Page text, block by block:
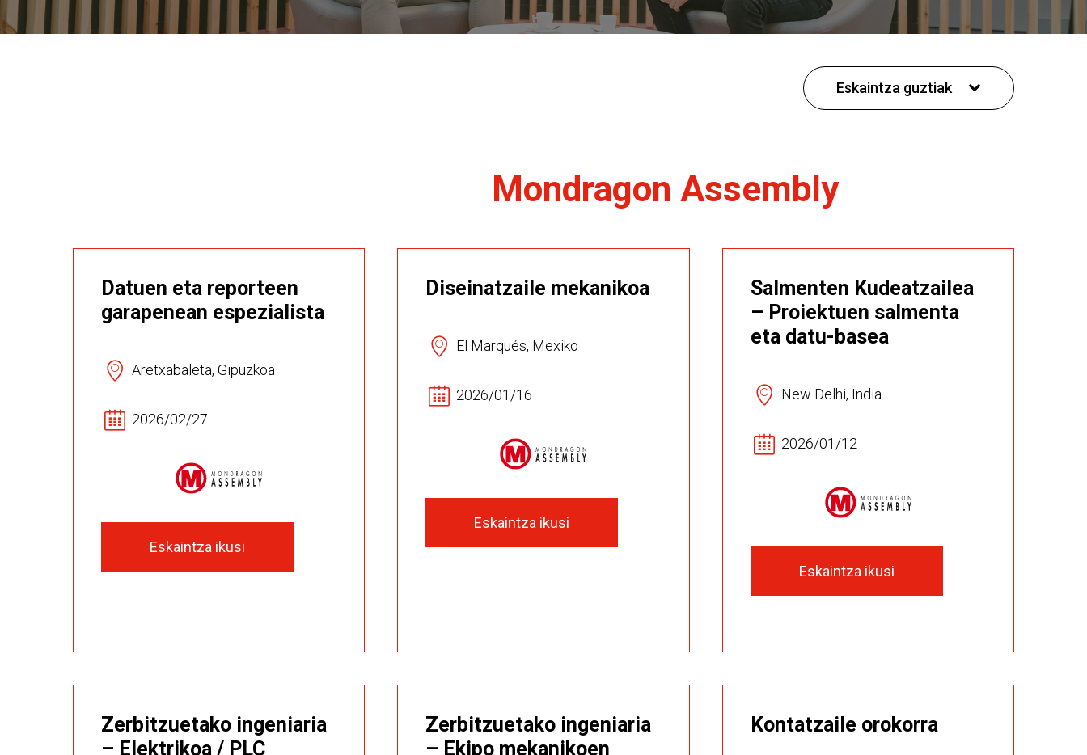
Eskaintza guztiak
Mondragon Assembly
Datuen eta reporteen
garapenean espezialista
Aretxabaleta, Gipuzkoa
2026/02/27
Eskaintza ikusi
Diseinatzaile mekanikoa
El Marqués, Mexiko
2026/01/16
Eskaintza ikusi
Salmenten Kudeatzailea
– Proiektuen salmenta
eta datu-basea
New Delhi, India
2026/01/12
Eskaintza ikusi
Zerbitzuetako ingeniaria
– Elektrikoa / PLC
Zerbitzuetako ingeniaria
– Ekipo mekanikoen
Kontatzaile orokorra